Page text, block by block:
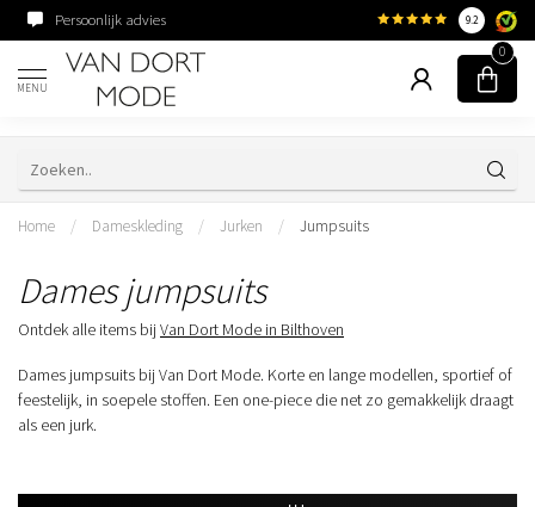
Persoonlijk advies Familiebedrijf sinds
9.2
MENU
0
Home / Dameskleding / Jurken / Jumpsuits
Dames jumpsuits
Ontdek alle items bij Van Dort Mode in Bilthoven
Dames jumpsuits bij Van Dort Mode. Korte en lange modellen, sportief of
feestelijk, in soepele stoffen. Een one-piece die net zo gemakkelijk draagt
als een jurk.